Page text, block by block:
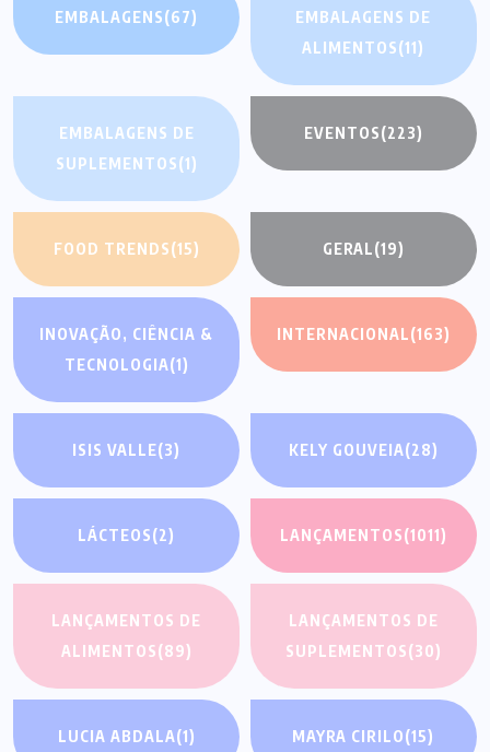
EMBALAGENS(67)
EMBALAGENS DE
ALIMENTOS(11)
EMBALAGENS DE
SUPLEMENTOS(1)
EVENTOS(223)
FOOD TRENDS(15) GERAL(19)
INOVAÇÃO, CIÊNCIA &
TECNOLOGIA(1)
INTERNACIONAL(163)
ISIS VALLE(3) KELY GOUVEIA(28)
LÁCTEOS(2) LANÇAMENTOS(1011)
LANÇAMENTOS DE
ALIMENTOS(89)
LANÇAMENTOS DE
SUPLEMENTOS(30)
LUCIA ABDALA(1) MAYRA CIRILO(15)